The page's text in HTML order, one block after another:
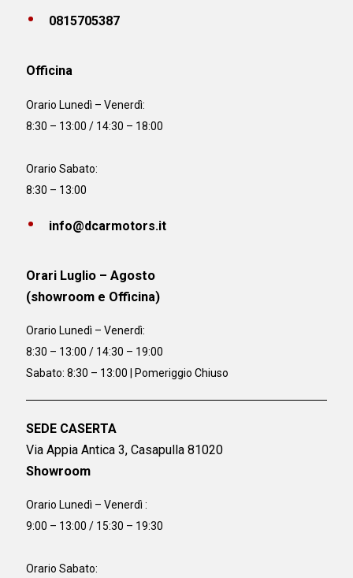
0815705387
Officina
Orario Lunedì – Venerdì:
8:30 – 13:00 / 14:30 – 18:00
Orario Sabato:
8:30 – 13:00
info@dcarmotors.it
Orari Luglio – Agosto
(showroom e Officina)
Orario Lunedì – Venerdì:
8:30 – 13:00 / 14:30 – 19:00
Sabato: 8:30 – 13:00 | Pomeriggio Chiuso
SEDE CASERTA
Via Appia Antica 3, Casapulla 81020
Showroom
Orario Lunedì – Venerdì :
9:00 – 13:00 / 15:30 – 19:30
Orario Sabato: